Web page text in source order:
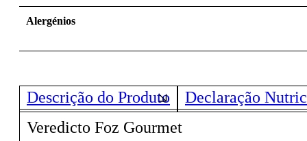
Alergénios
Descrição do Produto
Declaração
Veredicto Foz Gourmet